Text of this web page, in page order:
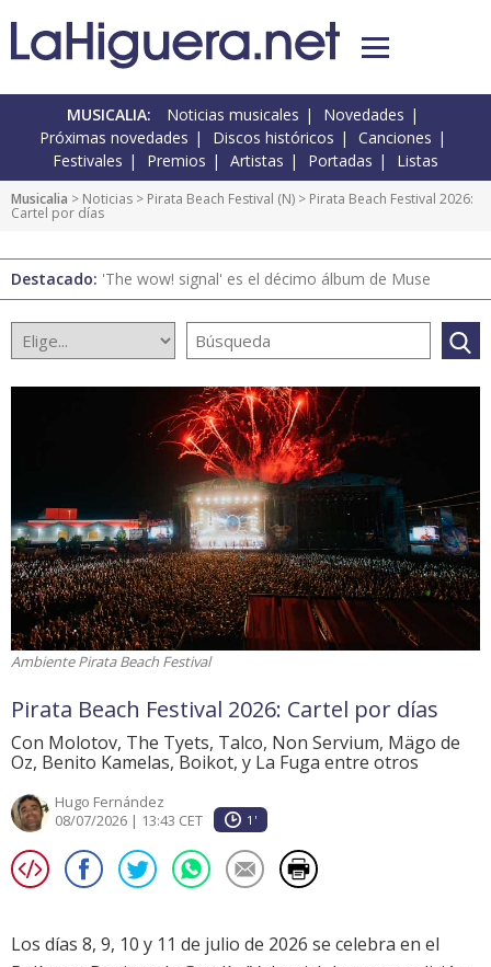
MUSICALIA: Noticias musicales
Novedades
Próximas novedades
Discos históricos
Canciones
Festivales
Premios Artistas Portadas Listas
Musicalia > Noticias > Pirata Beach Festival (N) > Pirata Beach Festival 2026:
Cartel por días
Destacado: 'The wow! signal' es el décimo álbum de Muse
Ambiente Pirata Beach Festival
Pirata Beach Festival 2026: Cartel por días
Con Molotov, The Tyets, Talco, Non Servium, Mägo de
Oz, Benito Kamelas, Boikot, y La Fuga entre otros
Hugo Fernández
08/07/2026 | 13:43 CET
1'
Los días 8, 9, 10 y 11 de julio de 2026 se celebra en el